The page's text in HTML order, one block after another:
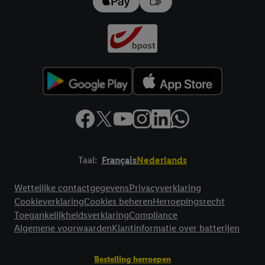
Taal: FrançaisNederlands
Wettelijke contactgegevensPrivacyverklaring
CookieverklaringCookies beherenHerroepingsrecht
ToegankelijkheidsverklaringCompliance
Algemene voorwaardenKlantinformatie over batterijen
Bestelling herroepen